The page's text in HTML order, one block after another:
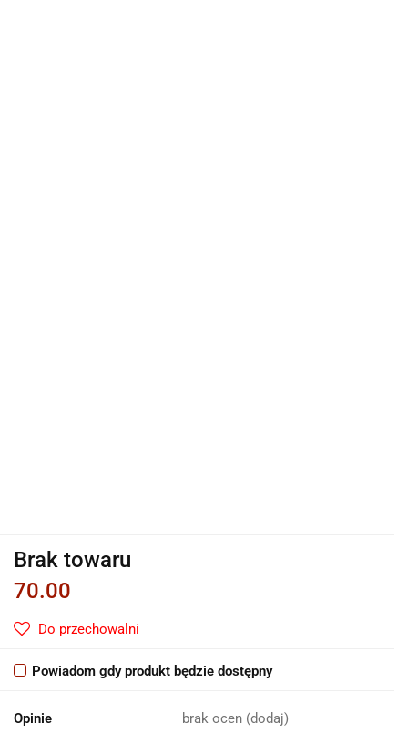
Brak towaru
70.00
Do przechowalni
Powiadom gdy produkt będzie dostępny
Opinie brak ocen (dodaj)